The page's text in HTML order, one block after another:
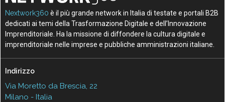
Nextwork360 è il più grande network in Italia di testate e portali B2B
dedicati ai temi della Trasformazione Digitale e dell’Innovazione
Imprenditoriale. Ha la missione di diffondere la cultura digitale e
imprenditoriale nelle imprese e pubbliche amministrazioni italiane.
Indirizzo
Via Moretto da Brescia, 22
Milano - Italia